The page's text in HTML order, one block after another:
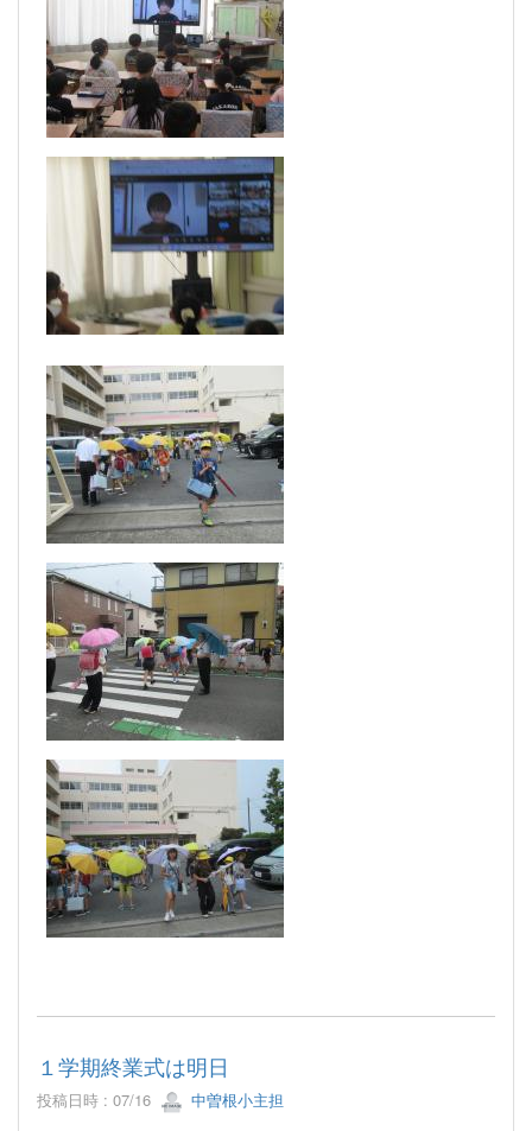
１学期終業式は明日
投稿日時 : 07/16 中曽根小主担